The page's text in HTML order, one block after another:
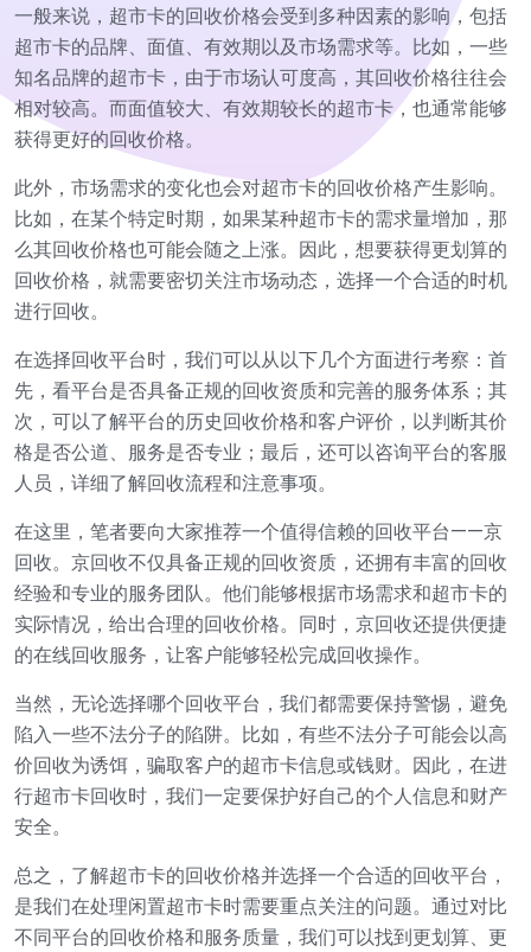
一般来说，超市卡的回收价格会受到多种因素的影响，包括
超市卡的品牌、面值、有效期以及市场需求等。比如，一些
知名品牌的超市卡，由于市场认可度高，其回收价格往往会
相对较高。而面值较大、有效期较长的超市卡，也通常能够
获得更好的回收价格。
此外，市场需求的变化也会对超市卡的回收价格产生影响。
比如，在某个特定时期，如果某种超市卡的需求量增加，那
么其回收价格也可能会随之上涨。因此，想要获得更划算的
回收价格，就需要密切关注市场动态，选择一个合适的时机
进行回收。
在选择回收平台时，我们可以从以下几个方面进行考察：首
先，看平台是否具备正规的回收资质和完善的服务体系；其
次，可以了解平台的历史回收价格和客户评价，以判断其价
格是否公道、服务是否专业；最后，还可以咨询平台的客服
人员，详细了解回收流程和注意事项。
在这里，笔者要向大家推荐一个值得信赖的回收平台——京
回收。京回收不仅具备正规的回收资质，还拥有丰富的回收
经验和专业的服务团队。他们能够根据市场需求和超市卡的
实际情况，给出合理的回收价格。同时，京回收还提供便捷
的在线回收服务，让客户能够轻松完成回收操作。
当然，无论选择哪个回收平台，我们都需要保持警惕，避免
陷入一些不法分子的陷阱。比如，有些不法分子可能会以高
价回收为诱饵，骗取客户的超市卡信息或钱财。因此，在进
行超市卡回收时，我们一定要保护好自己的个人信息和财产
安全。
总之，了解超市卡的回收价格并选择一个合适的回收平台，
是我们在处理闲置超市卡时需要重点关注的问题。通过对比
不同平台的回收价格和服务质量，我们可以找到更划算、更